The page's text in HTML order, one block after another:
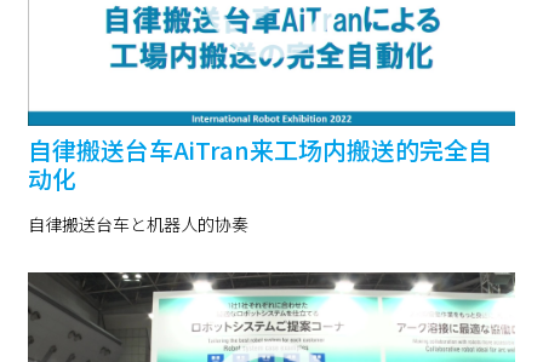
自律搬送台车AiTran来工场内搬送的完全自
动化
自律搬送台车と机器人的协奏